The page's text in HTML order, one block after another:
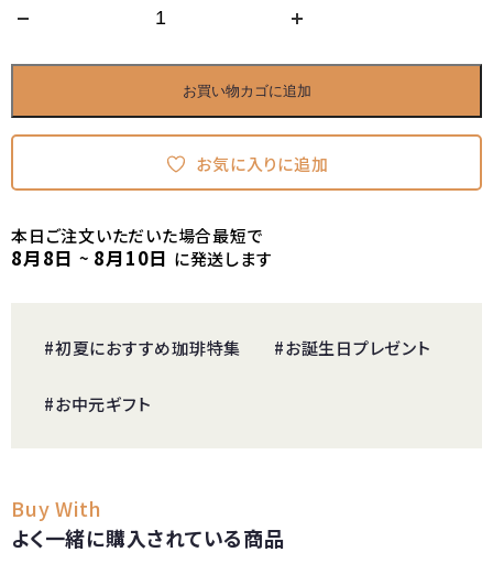
お買い物カゴに追加
お気に入りに追加
本日ご注文いただいた場合最短で
8月8日 ~ 8月10日 に発送します
#初夏におすすめ珈琲特集 #お誕生日プレゼント
#お中元ギフト
Buy With
よく一緒に購入されている商品